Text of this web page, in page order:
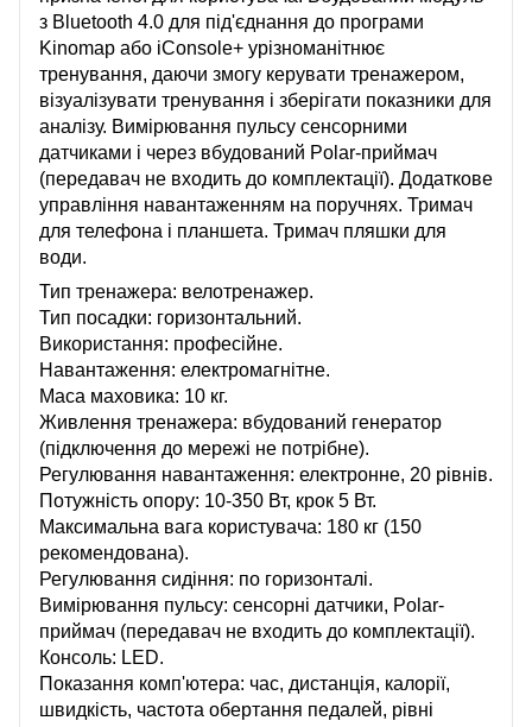
з Bluetooth 4.0 для під'єднання до програми
Kinomap або iConsole+ урізноманітнює
тренування, даючи змогу керувати тренажером,
візуалізувати тренування і зберігати показники для
аналізу. Вимірювання пульсу сенсорними
датчиками і через вбудований Polar-приймач
(передавач не входить до комплектації). Додаткове
управління навантаженням на поручнях. Тримач
для телефона і планшета. Тримач пляшки для
води.
Тип тренажера: велотренажер.
Тип посадки: горизонтальний.
Використання: професійне.
Навантаження: електромагнітне.
Маса маховика: 10 кг.
Живлення тренажера: вбудований генератор
(підключення до мережі не потрібне).
Регулювання навантаження: електронне, 20 рівнів.
Потужність опору: 10-350 Вт, крок 5 Вт.
Максимальна вага користувача: 180 кг (150
рекомендована).
Регулювання сидіння: по горизонталі.
Вимірювання пульсу: сенсорні датчики, Polar-
приймач (передавач не входить до комплектації).
Консоль: LED.
Показання комп'ютера: час, дистанція, калорії,
швидкість, частота обертання педалей, рівні